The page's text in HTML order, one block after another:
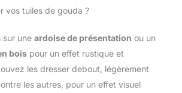
de l'utilisation. Résistant
pour résister à l'usure
quotidienne dans la
cuisine. Polyvalence en
cuisine : avec notre
rouleau à pâtisserie de
vos tuiles de gouda ?
sur une ardoise de présentation ou un
bois pour un effet rustique et
les dresser debout, légèrement
les autres, pour un effet visuel